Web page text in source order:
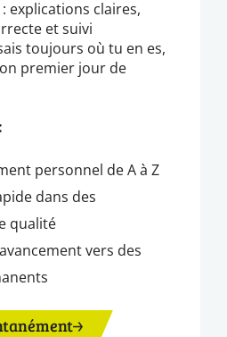
explications claires,
et suivi
toujours où tu en es,
premier jour de
personnel de A à Z
dans des
qualité
vers des